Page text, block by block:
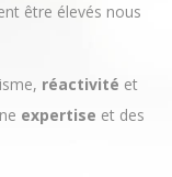
être élevés nous
réactivité et
expertise et des